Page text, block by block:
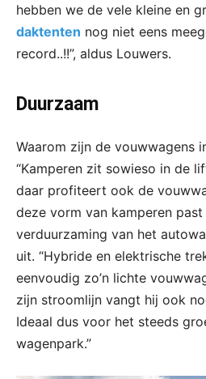
hebben we de vele kleine en
daktenten nog niet eens
record..!!”, aldus Louwers.
Duurzaam
Waarom zijn de vouwwagens
“Kamperen zit sowieso in de
daar profiteert ook de
deze vorm van kamperen
verduurzaming van het
uit. “Hybride en elektrische
eenvoudig zo’n lichte
zijn stroomlijn vangt hij ook
Ideaal dus voor het steeds
wagenpark.”